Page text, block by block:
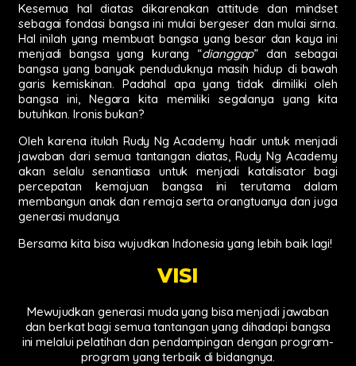
Kesemua hal diatas dikarenakan attitude dan mindset
sebagai fondasi bangsa ini mulai bergeser dan mulai sirna.
Hal inilah yang membuat bangsa yang besar dan kaya ini
menjadi bangsa yang kurang “dianggap” dan sebagai
bangsa yang banyak penduduknya masih hidup di bawah
garis kemiskinan. Padahal apa yang tidak dimiliki oleh
bangsa ini, Negara kita memiliki segalanya yang kita
butuhkan. Ironis bukan?
Oleh karena itulah Rudy Ng Academy hadir untuk menjadi
jawaban dari semua tantangan diatas, Rudy Ng Academy
akan selalu senantiasa untuk menjadi katalisator bagi
percepatan kemajuan bangsa ini terutama dalam
membangun anak dan remaja serta orangtuanya dan juga
generasi mudanya.
Bersama kita bisa wujudkan Indonesia yang lebih baik lagi!
VISI
Mewujudkan generasi muda yang bisa menjadi jawaban
dan berkat bagi semua tantangan yang dihadapi bangsa
ini melalui pelatihan dan pendampingan dengan program-
program yang terbaik di bidangnya.